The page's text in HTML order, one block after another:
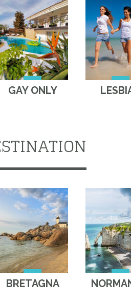
GAY ONLY
BRETAGNA